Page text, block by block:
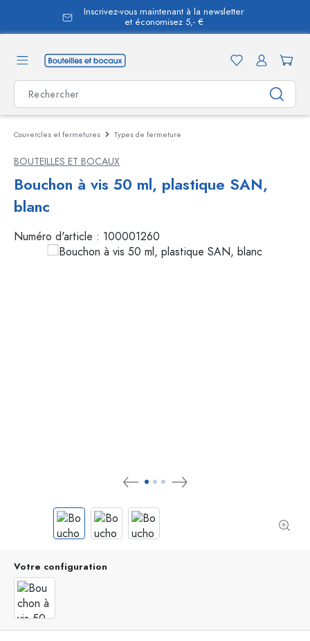
principal
Inscrivez-vous maintenant à la newsletter
et économisez 5,- €
Couvercles et fermetures Types de fermeture
BOUTEILLES ET BOCAUX
Bouchon à vis 50 ml, plastique SAN,
blanc
Numéro d'article : 100001260
Votre configuration